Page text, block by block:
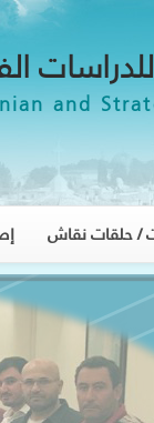
and
/ حلقات نقاش